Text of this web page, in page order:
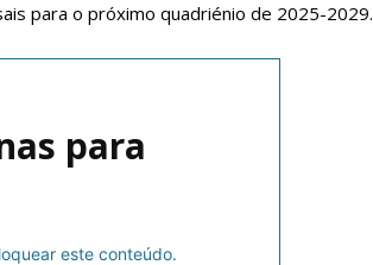
para o próximo quadriénio de 2025-2029.
para
este conteúdo.